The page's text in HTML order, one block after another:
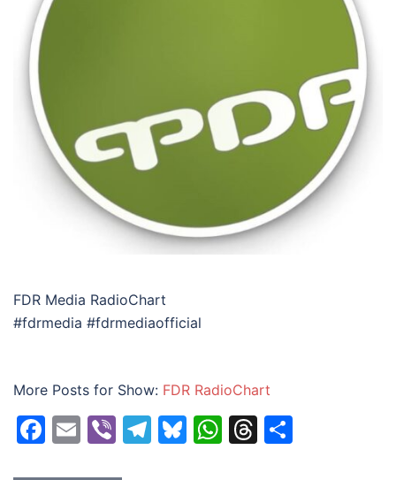
FDR Media RadioChart
#fdrmedia #fdrmediaofficial
More Posts for Show: FDR RadioChart
Facebook
EmailViberTelegram
Bluesky
WhatsApp
Threads